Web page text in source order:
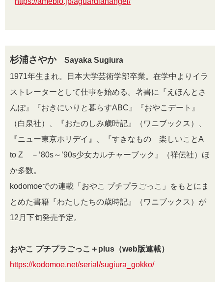
杉浦さやかSayaka Sugiura
1971年生まれ。日本大学芸術学部卒業。在学中よりイラ
ストレーターとして仕事を始める。著書に『えほんとさ
んぽ』『おきにいりと暮らすABC』『おやこデート』
（白泉社）、『おたのしみ歳時記』（ワニブックス）、
『ニュー東京ホリデイ』、『すきなもの 楽しいことA
to Z －’80s～’90s少女カルチャーブック』（祥伝社）ほ
か多数。
kodomoeでの連載「おやこ プチプラごっこ」をもとにま
とめた書籍『わたしたちの歳時記』（ワニブックス）が
12月下旬発売予定。
おやこ プチプラごっこ＋plus（web版連載）
https://kodomoe.net/serial/sugiura_gokko/